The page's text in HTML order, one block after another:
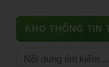
KHO THÔNG TIN